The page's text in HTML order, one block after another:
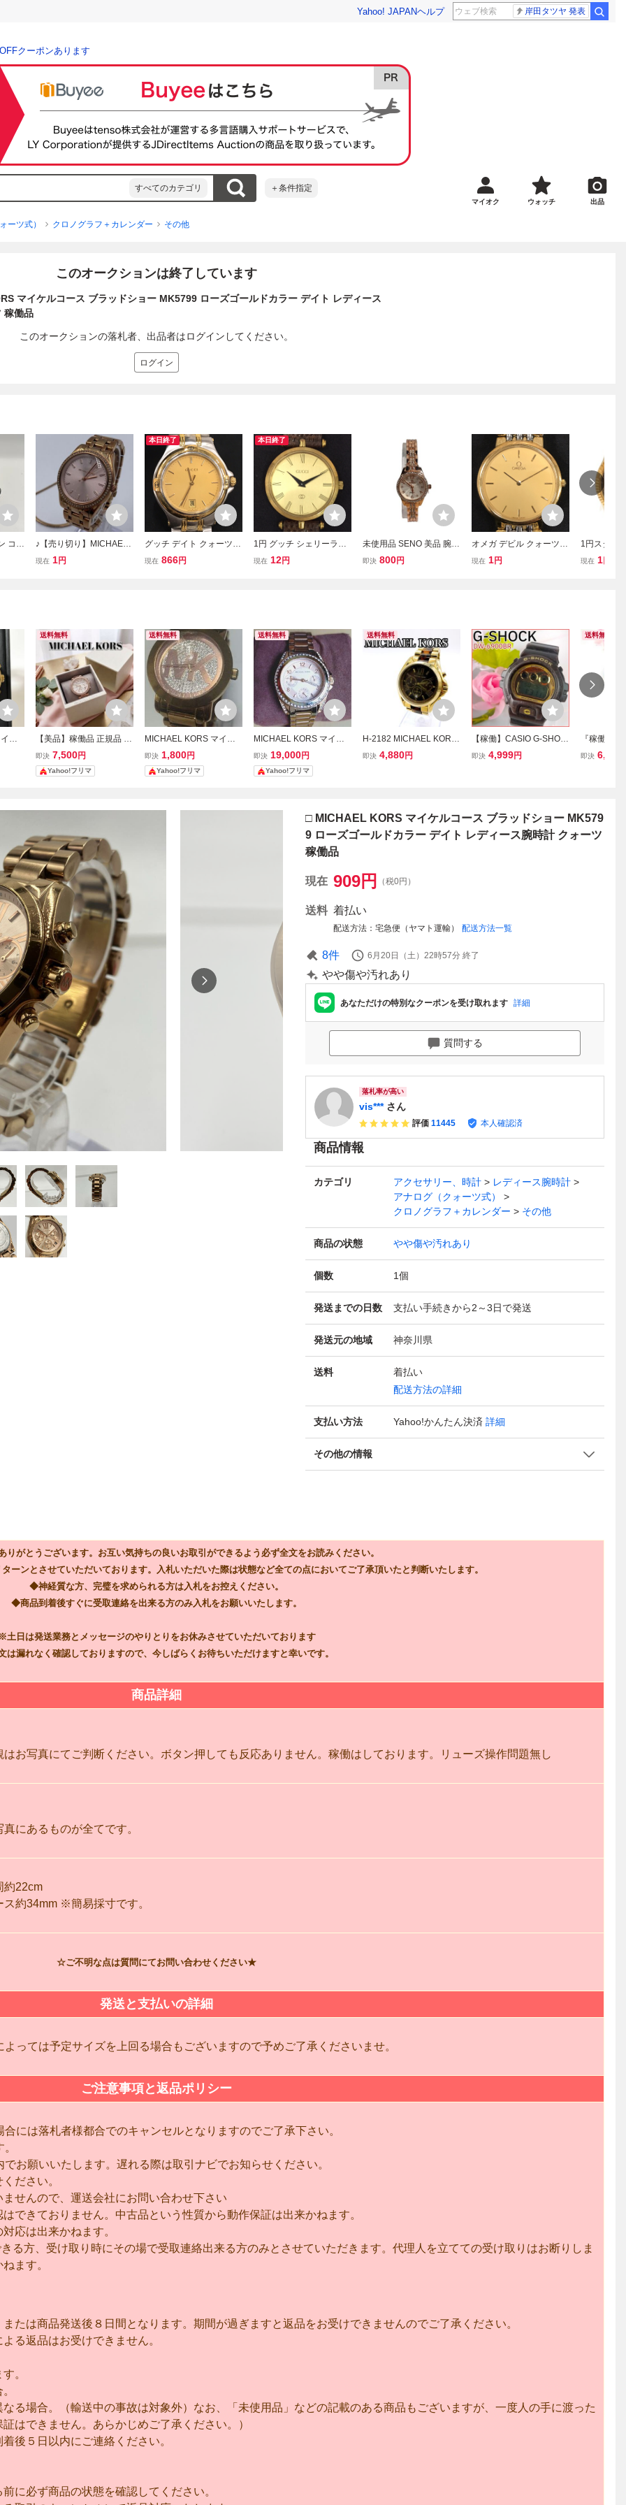
Yahoo! JAPANヘルプ 岸田タツヤ 発表
クーポンあります
すべてのカテゴリ ＋条件指定
マイオク ウォッチ 出品
ーツ式） クロノグラフ＋カレンダー その他
このオークションは終了しています
マイケルコース ブラッドショー MK5799 ローズゴールドカラー デイト レディース
稼働品
このオークションの落札者、出品者はログインしてください。
ログイン
コン
♪【売り切り】MICHAEL
KORS(マイケルコース) P
現在 1円
本日終了
グッチ デイト クォーツ
腕時計 9040M メンズ ゴ
現在 866円
本日終了
1円 グッチ シェリーライ
ン メンズ クォーツ 腕時
現在 12円
未使用品 SENO 美品 腕時
計 クォーツ 稼働 ゴール
即決 800円
オメガ デビル クォーツ
腕時計 メンズ ゴールドカ
現在 1円
1円スター
AEL KORS
現在 1
ケ
送料無料
【美品】稼働品 正規品 MI
CHAEL KORS マイケル
コース PARKER パーカー
MK5774 腕時計 ローズゴ
即決 7,500円
Yahoo!フリマ
送料無料
MICHAEL KORS マイケ
ルコース レディース腕時
計 ローズゴールド ガラ
ス傷、欠けあり
即決 1,800円
Yahoo!フリマ
送料無料
MICHAEL KORS マイケ
ルコース 腕時計 ローズゴ
ールド クリスタルベゼル
即決 19,000円
Yahoo!フリマ
送料無料
H-2182 MICHAEL KORS
マイケルコース MK-5696
即決 4,880円
【稼働】CASIO G-SHOC
K ガリッシュゴールド 腕
即決 4,999円
送料無料
『稼働品
RS マイケ
即決 6,180
□ MICHAEL KORS マイケルコース ブラッドショー MK579
9 ローズゴールドカラー デイト レディース腕時計 クォーツ
稼働品
現在 909円 （税0円）
送料 着払い
配送方法 宅急便（ヤマト運輸） 配送方法一覧
8件 6月20日（土）22時57分 終了
やや傷や汚れあり
あなただけの特別なクーポンを受け取れます 詳細
質問する
落札率が高い
vis*** さん
評価 11445 本人確認済
商品情報
カテゴリ アクセサリー、時計
レディース腕時計
アナログ（クォーツ式）
クロノグラフ＋カレンダー
その他
商品の状態 やや傷や汚れあり
個数 1個
発送までの日数 支払い手続きから2～3日で発送
発送元の地域 神奈川県
送料
着払い
配送方法の詳細
支払い方法 Yahoo!かんたん決済 詳細
その他の情報